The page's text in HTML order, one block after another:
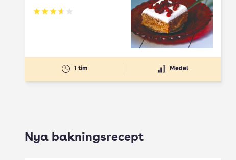
Betyg: 3.62 av 5
1 tim Medel
Nya bakningsrecept